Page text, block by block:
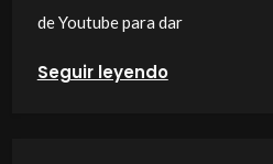
de Youtube para dar
Seguir leyendo